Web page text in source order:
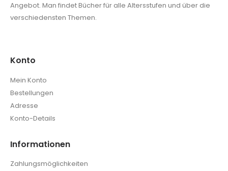
Angebot. Man findet Bücher für alle Altersstufen und über die
verschiedensten Themen.
Konto
Mein Konto
Bestellungen
Adresse
Konto-Details
Informationen
Zahlungsmöglichkeiten